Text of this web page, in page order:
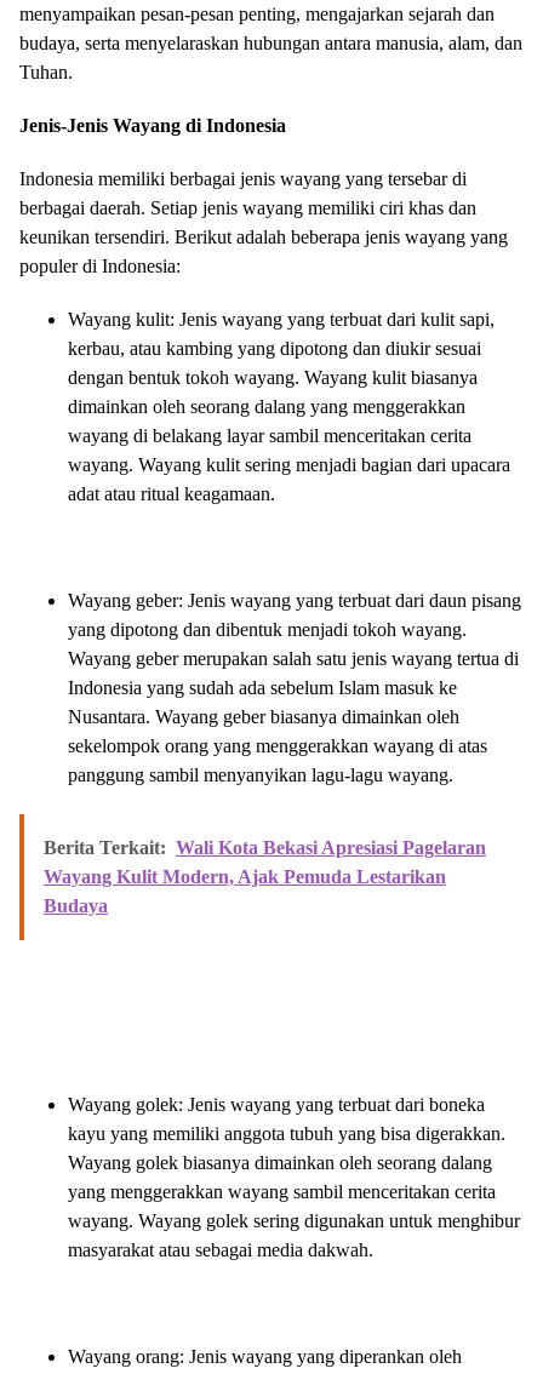
menyampaikan pesan-pesan penting, mengajarkan sejarah dan
budaya, serta menyelaraskan hubungan antara manusia, alam, dan
Tuhan.
Jenis-Jenis Wayang di Indonesia
Indonesia memiliki berbagai jenis wayang yang tersebar di
berbagai daerah. Setiap jenis wayang memiliki ciri khas dan
keunikan tersendiri. Berikut adalah beberapa jenis wayang yang
populer di Indonesia:
Wayang kulit: Jenis wayang yang terbuat dari kulit sapi,
kerbau, atau kambing yang dipotong dan diukir sesuai
dengan bentuk tokoh wayang. Wayang kulit biasanya
dimainkan oleh seorang dalang yang menggerakkan
wayang di belakang layar sambil menceritakan cerita
wayang. Wayang kulit sering menjadi bagian dari upacara
adat atau ritual keagamaan.
Wayang geber: Jenis wayang yang terbuat dari daun pisang
yang dipotong dan dibentuk menjadi tokoh wayang.
Wayang geber merupakan salah satu jenis wayang tertua di
Indonesia yang sudah ada sebelum Islam masuk ke
Nusantara. Wayang geber biasanya dimainkan oleh
sekelompok orang yang menggerakkan wayang di atas
panggung sambil menyanyikan lagu-lagu wayang.
Berita Terkait: Wali Kota Bekasi Apresiasi Pagelaran
Wayang Kulit Modern, Ajak Pemuda Lestarikan
Budaya
Wayang golek: Jenis wayang yang terbuat dari boneka
kayu yang memiliki anggota tubuh yang bisa digerakkan.
Wayang golek biasanya dimainkan oleh seorang dalang
yang menggerakkan wayang sambil menceritakan cerita
wayang. Wayang golek sering digunakan untuk menghibur
masyarakat atau sebagai media dakwah.
Wayang orang: Jenis wayang yang diperankan oleh